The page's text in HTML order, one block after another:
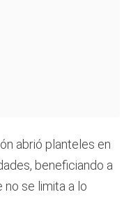
abrió planteles en
beneficiando a
no se limita a lo